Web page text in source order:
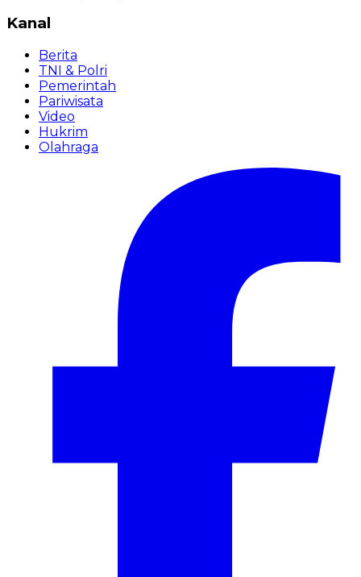
Kanal
Berita
TNI & Polri
Pemerintah
Pariwisata
Video
Hukrim
Olahraga